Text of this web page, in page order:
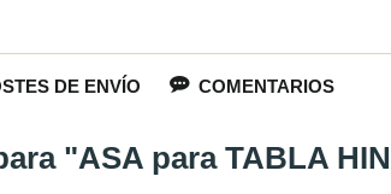
DE ENVÍO COMENTARIOS
"ASA para TABLA